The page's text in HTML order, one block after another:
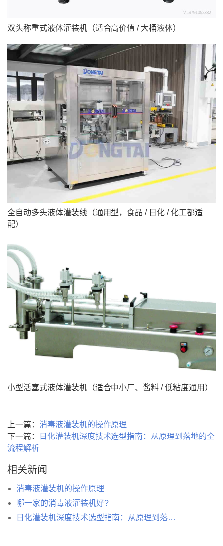
双头称重式液体灌装机（适合高价值 / 大桶液体）
全自动多头液体灌装线（通用型，食品 / 日化 / 化工都适
配）
小型活塞式液体灌装机（适合中小厂、酱料 / 低粘度通用）
上一篇： 消毒液灌装机的操作原理
下一篇：
日化灌装机深度技术选型指南：从原理到落地的全
流程解析
相关新闻
消毒液灌装机的操作原理
哪一家的消毒液灌装机好?
日化灌装机深度技术选型指南：从原理到落地的全流程解析